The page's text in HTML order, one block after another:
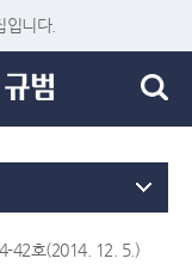
입니다.
42호(2014. 12. 5.)